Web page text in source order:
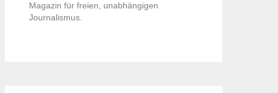
Magazin für freien, unabhängigen
Journalismus.